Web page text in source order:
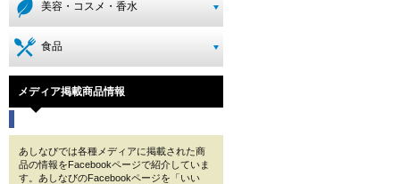
美容・コスメ・香水
食品
メディア掲載商品情報
あしなびでは各種メディアに掲載された商
品の情報をFacebookページで紹介していま
す。あしなびのFacebookページを「いい